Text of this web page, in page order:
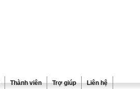
Thành viên Trợ giúp Liên hệ